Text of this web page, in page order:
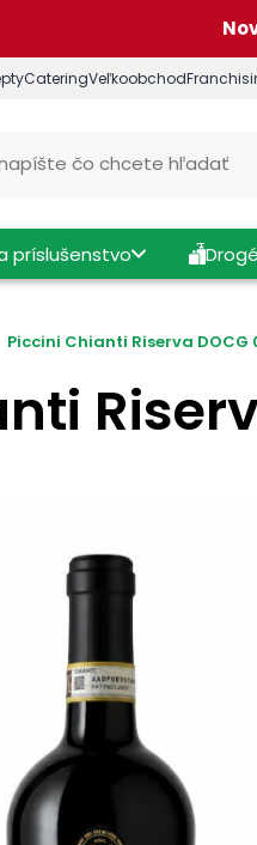
CateringVeľkoobchod
príslušenstvo
Piccini Chianti Riserva DOCG